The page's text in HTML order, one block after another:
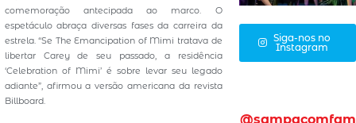
comemoração antecipada ao marco. O
espetáculo abraça diversas fases da carreira da
estrela. “Se The Emancipation of Mimi tratava de
libertar Carey de seu passado, a residência
‘Celebration of Mimi’ é sobre levar seu legado
adiante”, afirmou a versão americana da revista
Billboard.
Siga-nos no
Instagram
@sampacomfam